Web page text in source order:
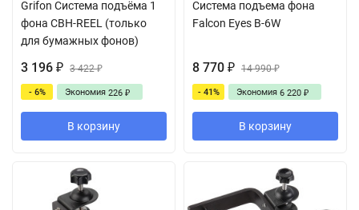
Grifon Cистема подъёма 1
фона CBH-REEL (только
для бумажных фонов)
3 196 ₽ 3 422₽
- 6% Экономия 226 ₽
В корзину
Система подъема фона
Falcon Eyes B-6W
8 770 ₽ 14 990₽
- 41% Экономия 6 220 ₽
В корзину